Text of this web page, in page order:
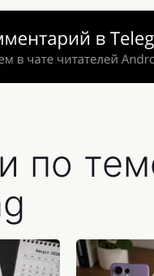
по